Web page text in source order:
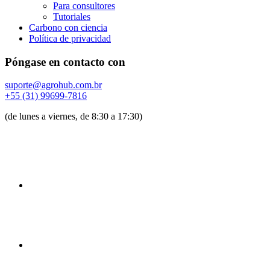
Para consultores
Tutoriales
Carbono con ciencia
Política de privacidad
Póngase en contacto con
suporte@agrohub.com.br
+55 (31) 99699-7816
(de lunes a viernes, de 8:30 a 17:30)